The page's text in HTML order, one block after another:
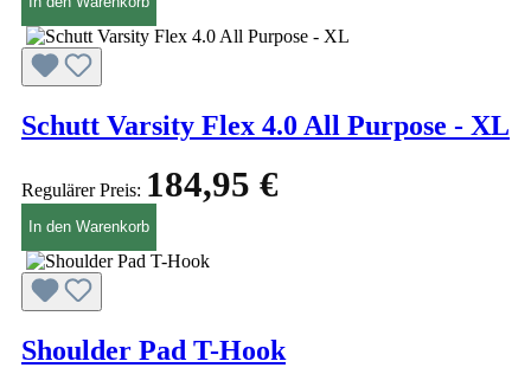
Schutt Varsity Flex 4.0 All Purpose - XL
Regulärer Preis: 184,95 €
In den Warenkorb
Shoulder Pad T-Hook